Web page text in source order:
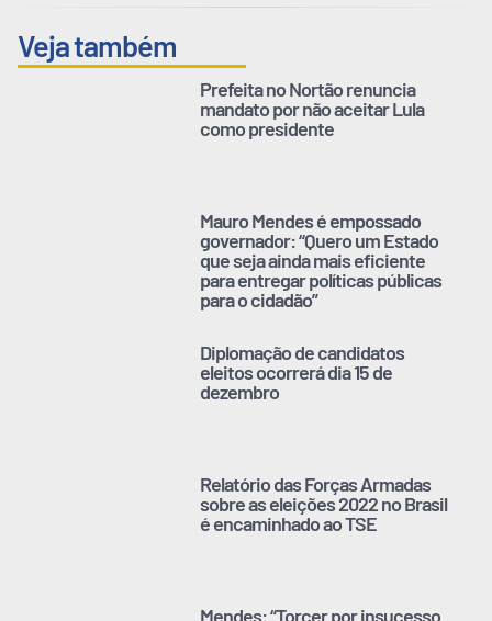
Veja também
Prefeita no Nortão renuncia
mandato por não aceitar Lula
como presidente
Mauro Mendes é empossado
governador: “Quero um Estado
que seja ainda mais eficiente
para entregar políticas públicas
para o cidadão”
Diplomação de candidatos
eleitos ocorrerá dia 15 de
dezembro
Relatório das Forças Armadas
sobre as eleições 2022 no Brasil
é encaminhado ao TSE
Mendes: “Torcer por insucesso